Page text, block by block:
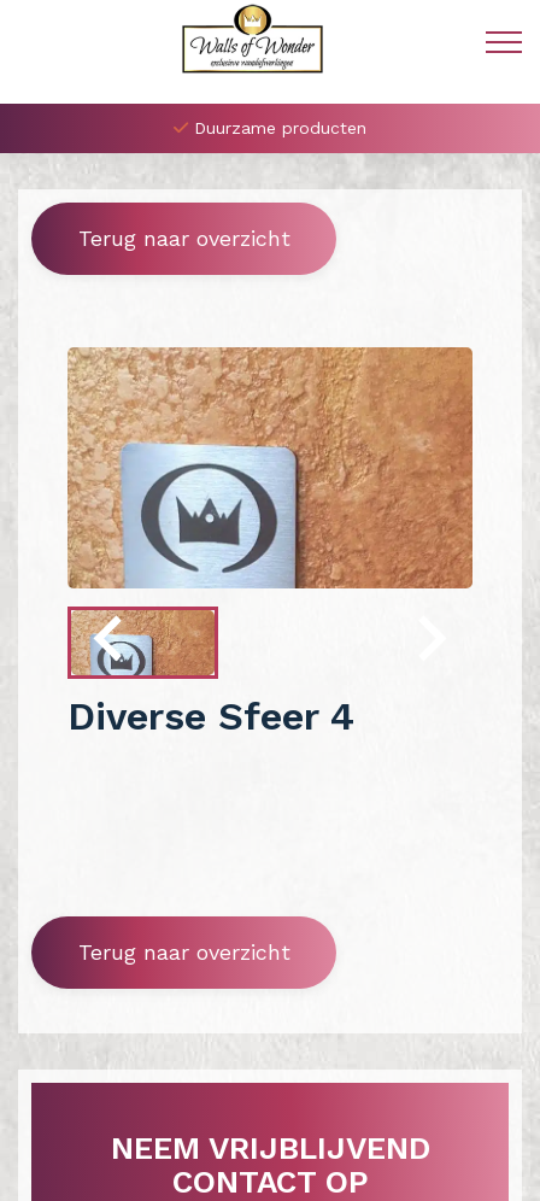
Duurzame producten
Terug naar overzicht
Diverse Sfeer 4
Terug naar overzicht
NEEM VRIJBLIJVEND
CONTACT OP